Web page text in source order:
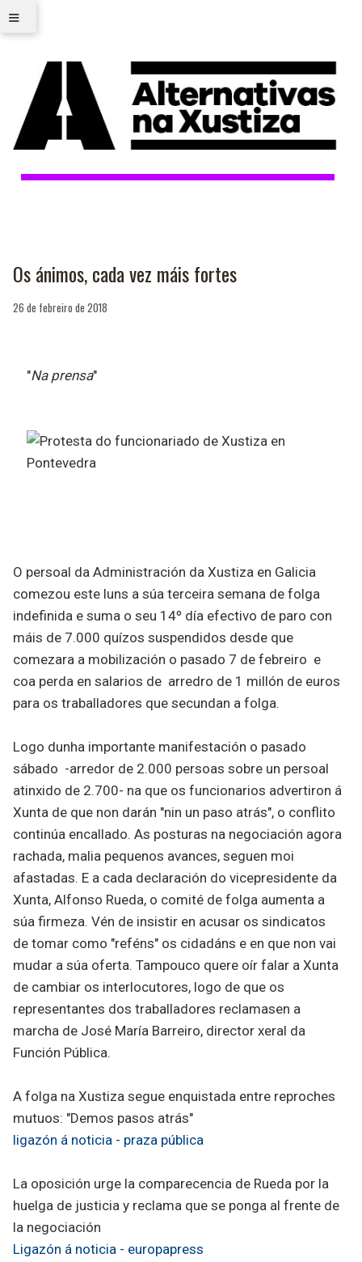
≡
Os ánimos, cada vez máis fortes
26 de febreiro de 2018
"Na prensa"
O persoal da Administración da Xustiza en Galicia
comezou este luns a súa terceira semana de folga
indefinida e suma o seu 14º día efectivo de paro con
máis de 7.000 quízos suspendidos desde que
comezara a mobilización o pasado 7 de febreiro e
coa perda en salarios de arredro de 1 millón de euros
para os traballadores que secundan a folga.
Logo dunha importante manifestación o pasado
sábado -arredor de 2.000 persoas sobre un persoal
atinxido de 2.700- na que os funcionarios advertiron á
Xunta de que non darán "nin un paso atrás", o conflito
continúa encallado. As posturas na negociación agora
rachada, malia pequenos avances, seguen moi
afastadas. E a cada declaración do vicepresidente da
Xunta, Alfonso Rueda, o comité de folga aumenta a
súa firmeza. Vén de insistir en acusar os sindicatos
de tomar como "reféns" os cidadáns e en que non vai
mudar a súa oferta. Tampouco quere oír falar a Xunta
de cambiar os interlocutores, logo de que os
representantes dos traballadores reclamasen a
marcha de José María Barreiro, director xeral da
Función Pública.
A folga na Xustiza segue enquistada entre reproches
mutuos: "Demos pasos atrás"
ligazón á noticia - praza pública
La oposición urge la comparecencia de Rueda por la
huelga de justicia y reclama que se ponga al frente de
la negociación
Ligazón á noticia - europapress